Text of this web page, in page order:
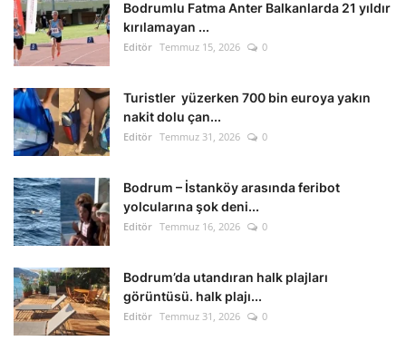
Bodrumlu Fatma Anter Balkanlarda 21 yıldır
kırılamayan ...
Editör Temmuz 15, 2026 0
Turistler yüzerken 700 bin euroya yakın
nakit dolu çan...
Editör Temmuz 31, 2026 0
Bodrum – İstanköy arasında feribot
yolcularına şok deni...
Editör Temmuz 16, 2026 0
Bodrum’da utandıran halk plajları
görüntüsü. halk plajı...
Editör Temmuz 31, 2026 0